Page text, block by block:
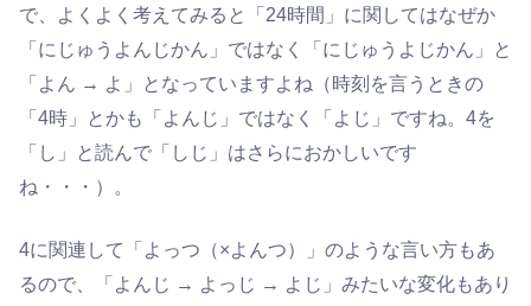
で、よくよく考えてみると「24時間」に関してはなぜか
「にじゅうよんじかん」ではなく「にじゅうよじかん」と
「よん → よ」となっていますよね（時刻を言うときの
「4時」とかも「よんじ」ではなく「よじ」ですね。4を
「し」と読んで「しじ」はさらにおかしいです
ね・・・）。
4に関連して「よっつ（×よんつ）」のような言い方もあ
るので、「よんじ → よっじ → よじ」みたいな変化もあり